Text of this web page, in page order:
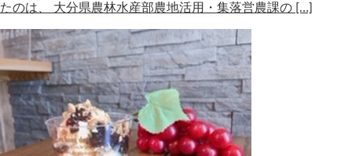
たのは、 大分県農林水産部農地活用・集落営農課の […]